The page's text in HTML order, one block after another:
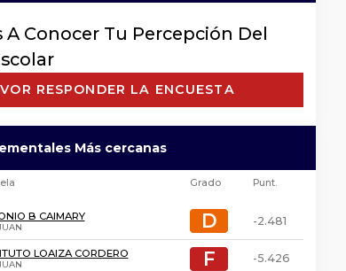
Conocer Tu Percepción Del
RESPONDER LA ENCUESTA
Más cercanas
Grado Punt.
B CAIMARY D
D -2.481
LOAIZA CORDERO F
F -5.426